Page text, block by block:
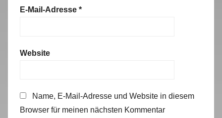
E-Mail-Adresse *
Website
Name, E-Mail-Adresse und Website in diesem
Browser für meinen nächsten Kommentar